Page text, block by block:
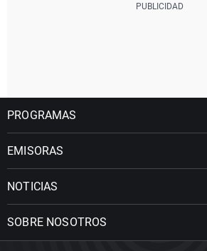
PROGRAMAS
EMISORAS
NOTICIAS
SOBRE NOSOTROS